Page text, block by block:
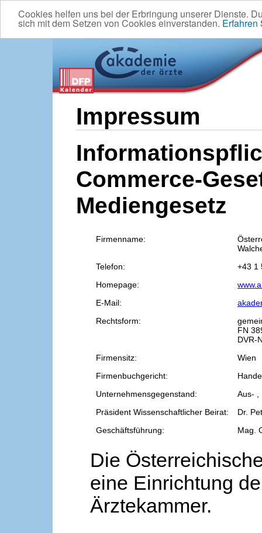
Cookies helfen uns bei der Erbringung unserer Dienste.
sich mit dem Setzen von Cookies einverstanden. Erfahren
Impressum
Commerce-
Mediengesetz
Firmenname:
Telefon:
+43 1
Homepage:
E-Mail:
Rechtsform:
FN
DVR-
Firmensitz:
Wien
Firmenbuchgericht:
Unternehmensgegenstand:
Aus- ,
Präsident Wissenschaftlicher Beirat:
Dr.
Geschäftsführung:
Mag.
Die
eine Einrichtung
Ärztekammer.